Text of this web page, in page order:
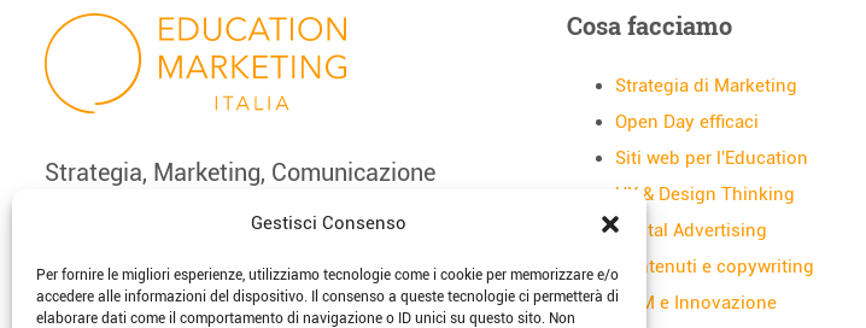
Gestisci Consenso
Per fornire le migliori esperienze, utilizziamo tecnologie come i cookie per memorizzare e/o
accedere alle informazioni del dispositivo. Il consenso a queste tecnologie ci permetterà di
elaborare dati come il comportamento di navigazione o ID unici su questo sito. Non
Strategia, Marketing, Comunicazione
phone email
Cosa facciamo
Strategia di Marketing
Open Day efficaci
Siti web per l'Education
UX & Design Thinking
Digital Advertising
Contenuti e copywriting
CRM e Innovazione